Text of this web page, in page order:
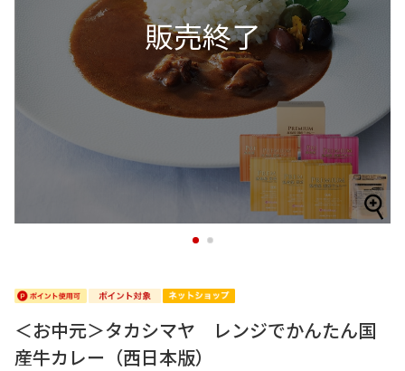
1 2
＜お中元＞タカシマヤ レンジでかんたん国
産牛カレー（西日本版）